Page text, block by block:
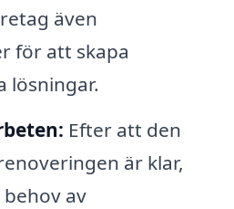
även
för att skapa
lösningar.
Efter att den
är klar,
av